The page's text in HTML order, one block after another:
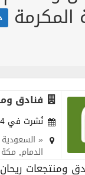
فنادق
نُشرت في 04/03/2024
«
الدمام,
ومنتجعات